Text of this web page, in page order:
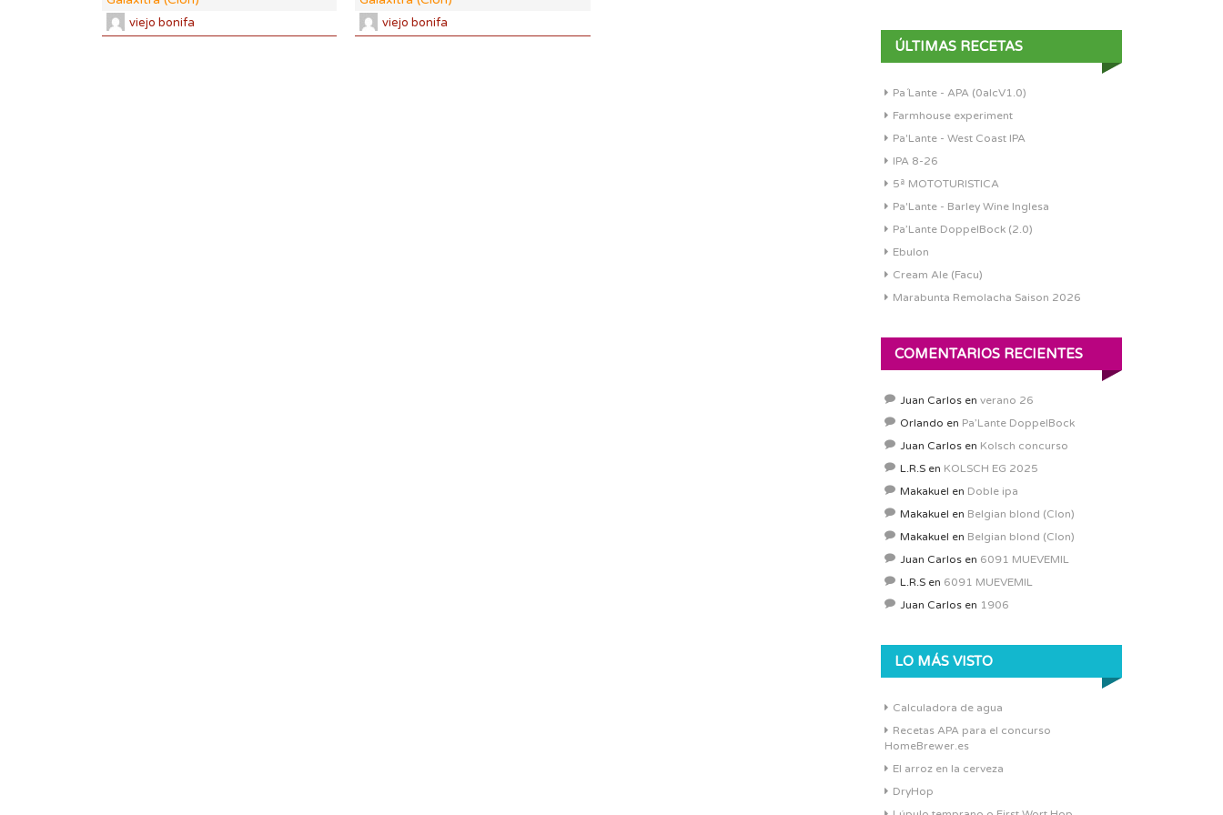
viejo bonifa viejo bonifa
ÚLTIMAS RECETAS
Pa´Lante - APA (0alcV1.0)
Farmhouse experiment
Pa'Lante - West Coast IPA
IPA 8-26
5ª MOTOTURISTICA
Pa'Lante - Barley Wine Inglesa
Pa’Lante DoppelBock (2.0)
Ebulon
Cream Ale (Facu)
Marabunta Remolacha Saison 2026
COMENTARIOS RECIENTES
Juan Carlos en verano 26
Orlando en Pa’Lante DoppelBock
Juan Carlos en Kolsch concurso
L.R.S en KOLSCH EG 2025
Makakuel en Doble ipa
Makakuel en Belgian blond (Clon)
Makakuel en Belgian blond (Clon)
Juan Carlos en 6091 MUEVEMIL
L.R.S en 6091 MUEVEMIL
Juan Carlos en 1906
LO MÁS VISTO
Calculadora de agua
Recetas APA para el concurso
HomeBrewer.es
El arroz en la cerveza
DryHop